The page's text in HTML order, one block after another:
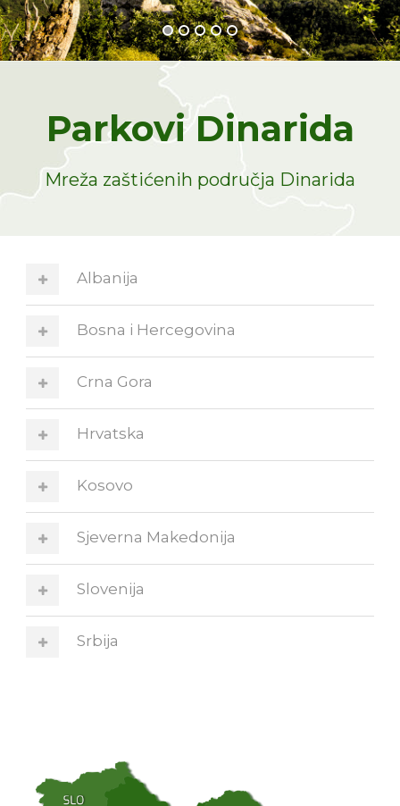
Parkovi Dinarida
Mreža zaštićenih područja Dinarida
Albanija
Bosna i Hercegovina
Crna Gora
Hrvatska
Kosovo
Sjeverna Makedonija
Slovenija
Srbija